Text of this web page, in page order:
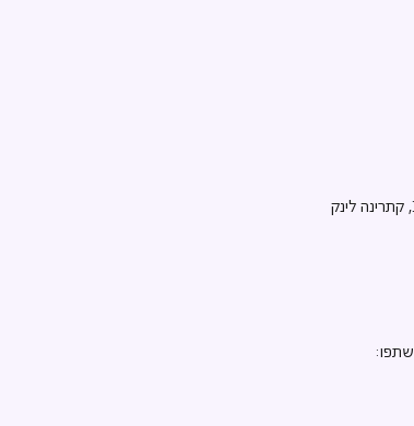
סיפורן שובר הלב של זוג שהועמד לדין באשמת מעשי כישוף וסדום במאה ה-18, קתרינה לינק
שתפו: